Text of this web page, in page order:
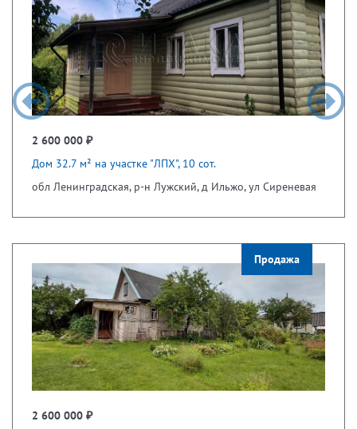
2 600 000 ₽
Дом 32.7 м² на участке "ЛПХ", 10 сот.
обл Ленинградская, р-н Лужский, д Ильжо, ул Сиреневая
Продажа
2 600 000 ₽